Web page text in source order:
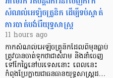
សំណល់អេឡិចត្រូនិក ដើម្បីទប់ស្កាត់
ការបាត់បង់រ៉ែយុទ្ធសាស្ត្រ
11 hours ago
កាក​សំណល់​អេឡិច​ត្រូនិកដែល​ពីមុនធ្លាប់​
ត្រូវបានចាត់ទុកថាជាសំរាម និងនាំចេញ
ទៅកែច្នៃនៅបរទេស​នោះ ពេលនេះ
កំពុងប្រែក្លាយជាធនធានយុទ្ធសាស្ត្រដ…